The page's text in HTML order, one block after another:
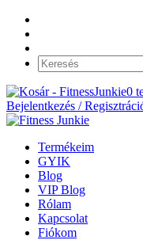
0
Bejelentkezés /
Termékeim
GYIK
Blog
VIP Blog
Rólam
Kapcsolat
Fiókom